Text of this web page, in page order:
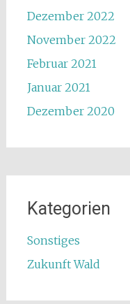
Dezember 2022
November 2022
Februar 2021
Januar 2021
Dezember 2020
Kategorien
Sonstiges
Zukunft Wald